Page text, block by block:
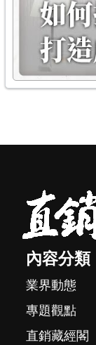
內容分類
業界動態
專題觀點
直銷藏經閣